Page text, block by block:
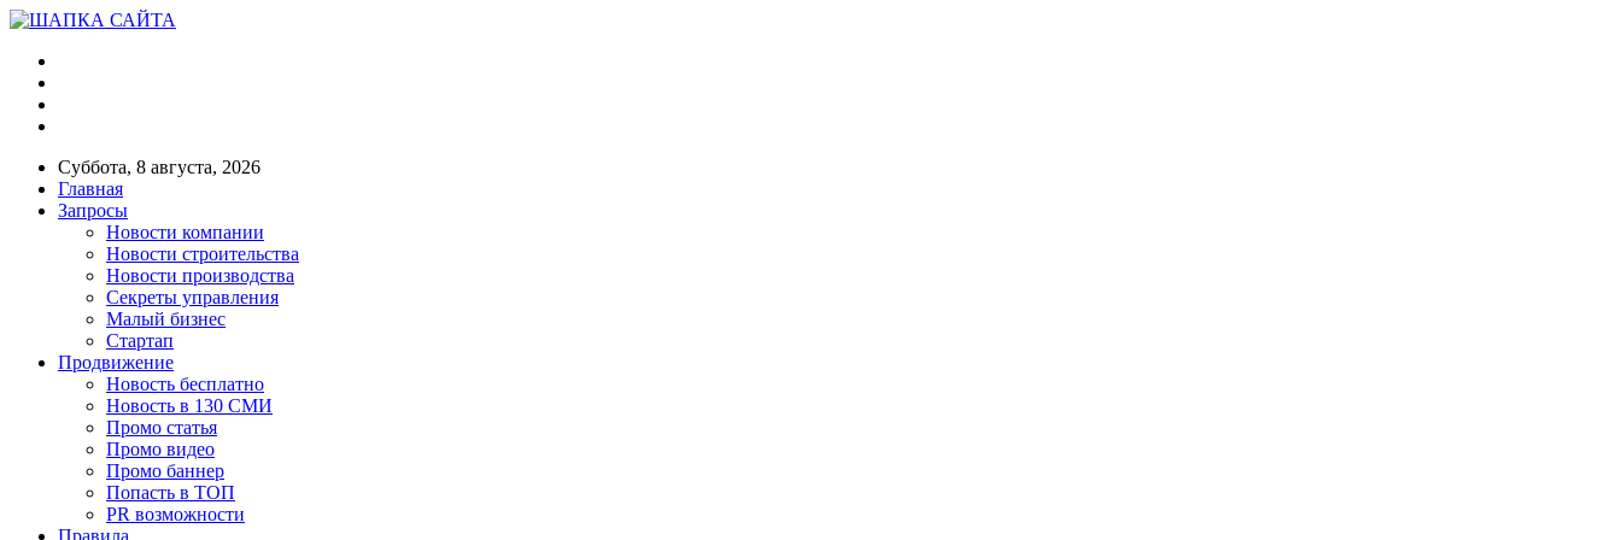
Суббота, 8 августа, 2026
Главная
Запросы
Новости компании
Новости строительства
Новости производства
Секреты управления
Малый бизнес
Стартап
Продвижение
Новость бесплатно
Новость в 130 СМИ
Промо статья
Промо видео
Промо баннер
Попасть в ТОП
PR возможности
Правила